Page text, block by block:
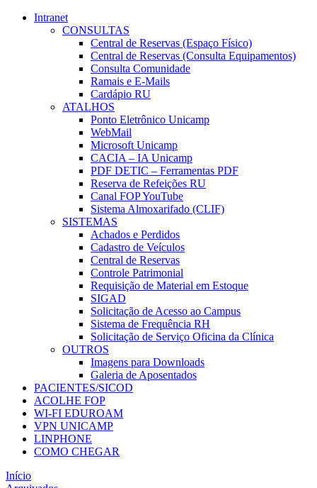
Intranet
CONSULTAS
Central de Reservas (Espaço Físico)
Central de Reservas (Consulta Equipamentos)
Consulta Comunidade
Ramais e E-Mails
Cardápio RU
ATALHOS
Ponto Eletrônico Unicamp
WebMail
Microsoft Unicamp
CACIA – IA Unicamp
PDF DETIC – Ferramentas PDF
Reserva de Refeições RU
Canal FOP YouTube
Sistema Almoxarifado (CLIF)
SISTEMAS
Achados e Perdidos
Cadastro de Veículos
Central de Reservas
Controle Patrimonial
Requisição de Material em Estoque
SIGAD
Solicitação de Acesso ao Campus
Sistema de Frequência RH
Solicitação de Serviço Oficina da Clínica
OUTROS
Imagens para Downloads
Galeria de Aposentados
PACIENTES/SICOD
ACOLHE FOP
WI-FI EDUROAM
VPN UNICAMP
LINPHONE
COMO CHEGAR
Início